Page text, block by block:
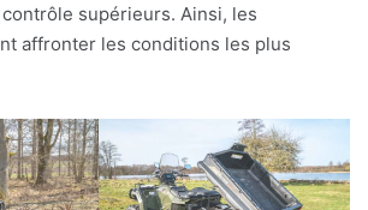
supérieurs. Ainsi, les
affronter les conditions les plus